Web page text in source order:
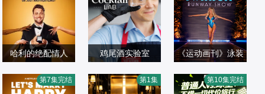
哈利的绝配情人
dra·Cooper
欧美综艺
鸡尾酒实验室
欧美综艺
《运动画刊》泳装
森
欧美综艺
第7集完结 第1集 第10集完结